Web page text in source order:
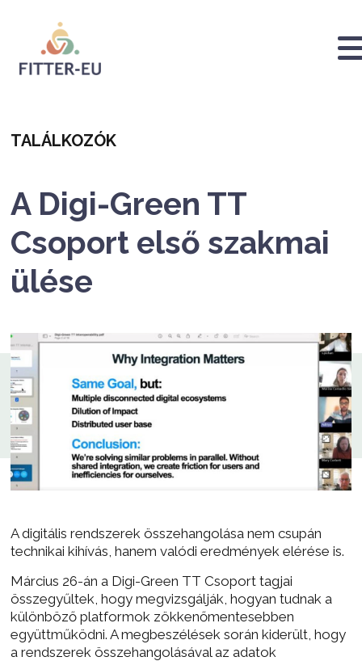
tartalomra
Logo
Categoria
TALÁLKOZÓK
A Digi-Green TT
Csoport első szakmai
ülése
A digitális rendszerek összehangolása nem csupán
technikai kihívás, hanem valódi eredmények elérése is.
Március 26-án a Digi-Green TT Csoport tagjai
összegyűltek, hogy megvizsgálják, hogyan tudnak a
különböző platformok zökkenőmentesebben
együttműködni. A megbeszélések során kiderült, hogy
a rendszerek összehangolásával az adatok